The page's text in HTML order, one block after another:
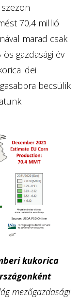
70,4 millió
marad csak
gazdasági év
idei
becsülik
kukorica
mezőgazdasági